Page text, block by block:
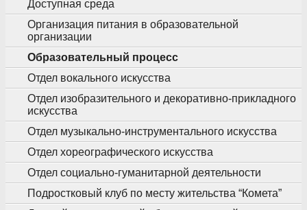
Доступная среда
Организация питания в образовательной
организации
Образовательный процесс
Отдел вокального искусства
Отдел изобразительного и декоративно-прикладного
искусства
Отдел музыкально-инструментального искусства
Отдел хореографического искусства
Отдел социально-гуманитарной деятельности
Подростковый клуб по месту жительства “Комета”